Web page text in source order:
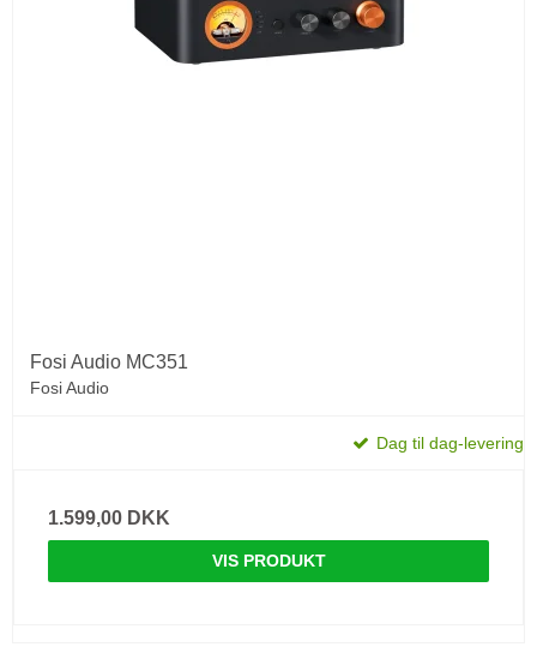
Fosi Audio MC351
Fosi Audio
Dag til dag-levering
1.599,00 DKK
VIS PRODUKT